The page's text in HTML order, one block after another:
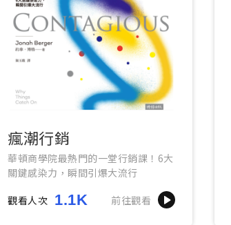
瘋潮行銷
華頓商學院最熱門的一堂行銷課！6大
關鍵感染力，瞬間引爆大流行
觀看人次 1.1K 前往觀看